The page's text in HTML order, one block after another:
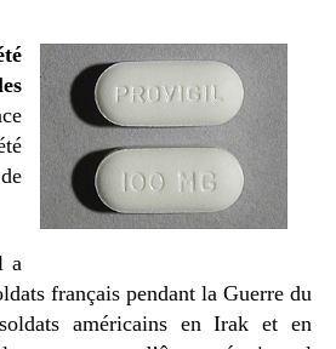
a
français pendant la Guerre du
américains en Irak et en